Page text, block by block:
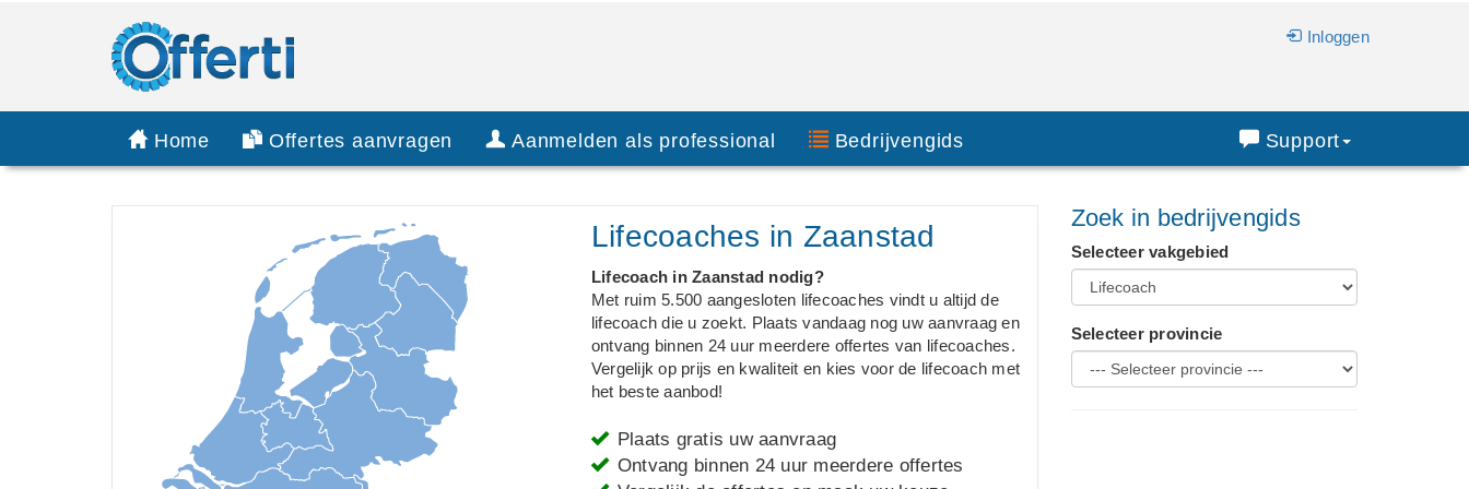
Inloggen
Home Offertes aanvragen Aanmelden als professional Bedrijvengids Support
Lifecoaches in Zaanstad
Lifecoach in Zaanstad nodig?
Met ruim 5.500 aangesloten lifecoaches vindt u altijd de
lifecoach die u zoekt. Plaats vandaag nog uw aanvraag en
ontvang binnen 24 uur meerdere offertes van lifecoaches.
Vergelijk op prijs en kwaliteit en kies voor de lifecoach met
het beste aanbod!
Plaats gratis uw aanvraag
Ontvang binnen 24 uur meerdere offertes
Zoek in bedrijvengids
Selecteer vakgebied
Selecteer provincie